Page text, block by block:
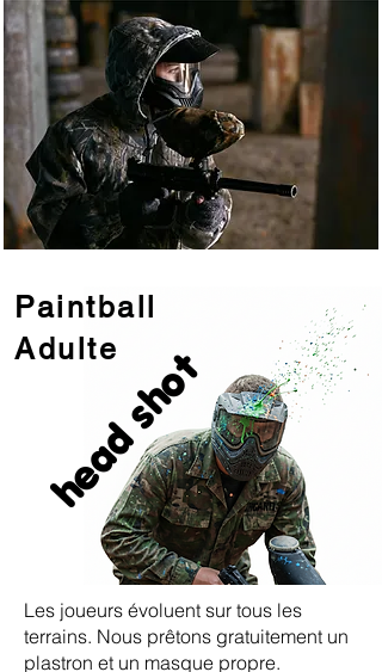
Paintball
Adultehead shot
head shot
Les joueurs évoluent sur tous les
terrains. Nous prêtons gratuitement un
plastron et un masque propre.